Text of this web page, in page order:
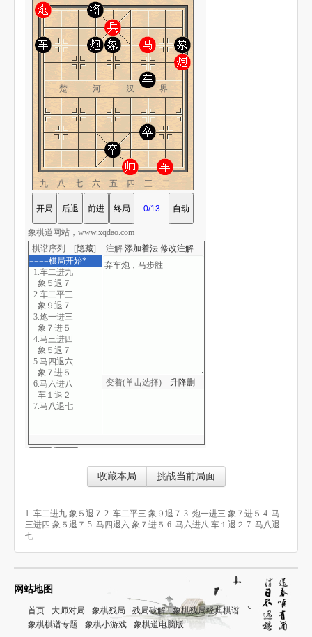
楚 河 汉 界
九八七六五四三二一
棋谱序列 [隐藏]
====棋局开始*
1.车二进九
象５退７
2.车二平三
象９退７
3.炮一进三
象７进５
4.马三进四
象５退７
5.马四退六
象７进５
6.马六进八
车１退２
7.马八退七
注解 添加着法 修改注解
变着(单击选择) 升降删
象棋道网站，www.xqdao.com
收藏本局 挑战当前局面
1. 车二进九 象５退７ 2. 车二平三 象９退７ 3. 炮一进三 象７进５ 4. 马
三进四 象５退７ 5. 马四退六 象７进５ 6. 马六进八 车１退２ 7. 马八退
七
网站地图
首页 大师对局 象棋残局 残局破解
象棋残局经典棋谱
象棋棋谱专题
象棋小游戏 象棋道电脑版